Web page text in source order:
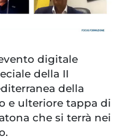
digitale
della II
della
e ulteriore tappa di
che si terrà nei